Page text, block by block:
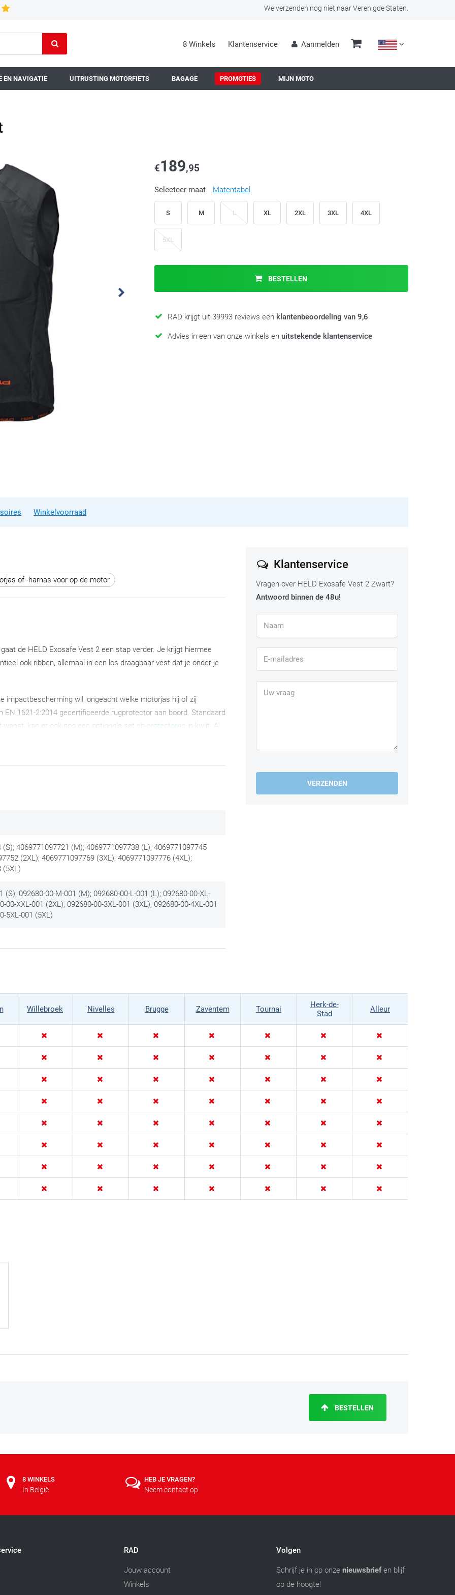
We verzenden nog niet naar Verenigde Staten.
8 Winkels Klantenservice Aanmelden
EN NAVIGATIE UITRUSTING MOTORFIETS BAGAGE PROMOTIES MIJN MOTO
€189,95
Selecteer maat Matentabel
S M L XL 2XL 3XL 4XL
5XL
BESTELLEN
RAD krijgt uit 39993 reviews een klantenbeoordeling van 9,6
Advies in een van onze winkels en uitstekende klantenservice
Winkelvoorraad
of -harnas voor op de motor
de HELD Exosafe Vest 2 een stap verder. Je krijgt hiermee
ook ribben, allemaal in een los draagbaar vest dat je onder je
impactbescherming wil, ongeacht welke motorjas hij of zij
1621-2:2014 gecertificeerde rugprotector aan boord. Standaard
wenst, kan er ook nog een optionele set rib-protectoren in kwijt. Al
kan wassen.
wat meer volume betekent. In ruil krijg je natuurlijk wel een zeer
(S); 4069771097721 (M); 4069771097738 (L); 4069771097745
(2XL); 4069771097769 (3XL); 4069771097776 (4XL);
(5XL)
(S); 092680-00-M-001 (M); 092680-00-L-001 (L); 092680-00-XL-
00-XXL-001 (2XL); 092680-00-3XL-001 (3XL); 092680-00-4XL-001
5XL-001 (5XL)
Klantenservice
Vragen over HELD Exosafe Vest 2 Zwart?
Antwoord binnen de 48u!
VERZENDEN
Willebroek Nivelles Brugge Zaventem Tournai
Herk-de-
Stad
Alleur
BESTELLEN
8 WINKELS
In België
HEB JE VRAGEN?
Neem contact op
RAD
Jouw account
Winkels
Volgen
Schrijf je in op onze nieuwsbriefen blijf
op de hoogte!